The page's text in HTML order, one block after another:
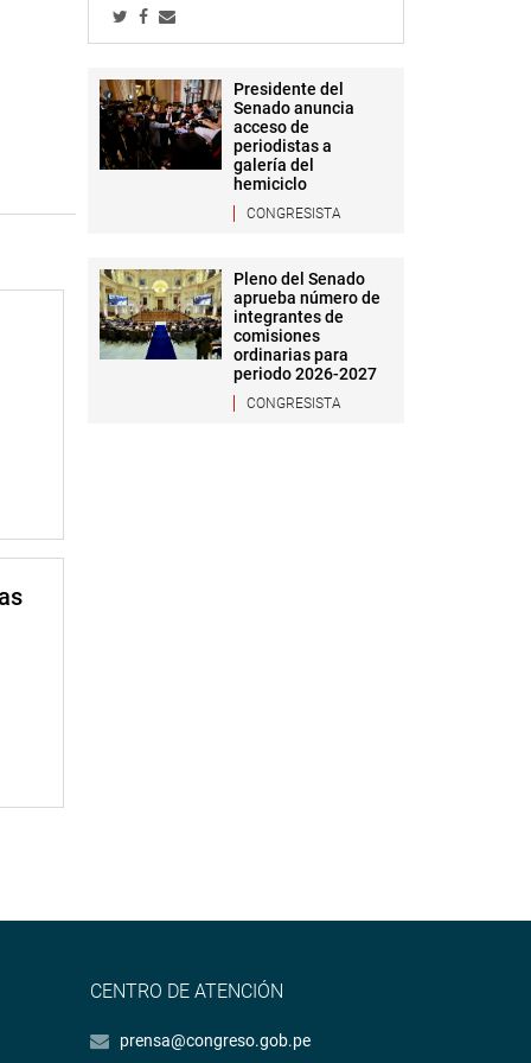
Presidente del
Senado anuncia
acceso de
periodistas a
galería del
hemiciclo
CONGRESISTA
Pleno del Senado
aprueba número de
integrantes de
comisiones
ordinarias para
periodo 2026-2027
CONGRESISTA
CENTRO DE ATENCIÓN
prensa@congreso.gob.pe